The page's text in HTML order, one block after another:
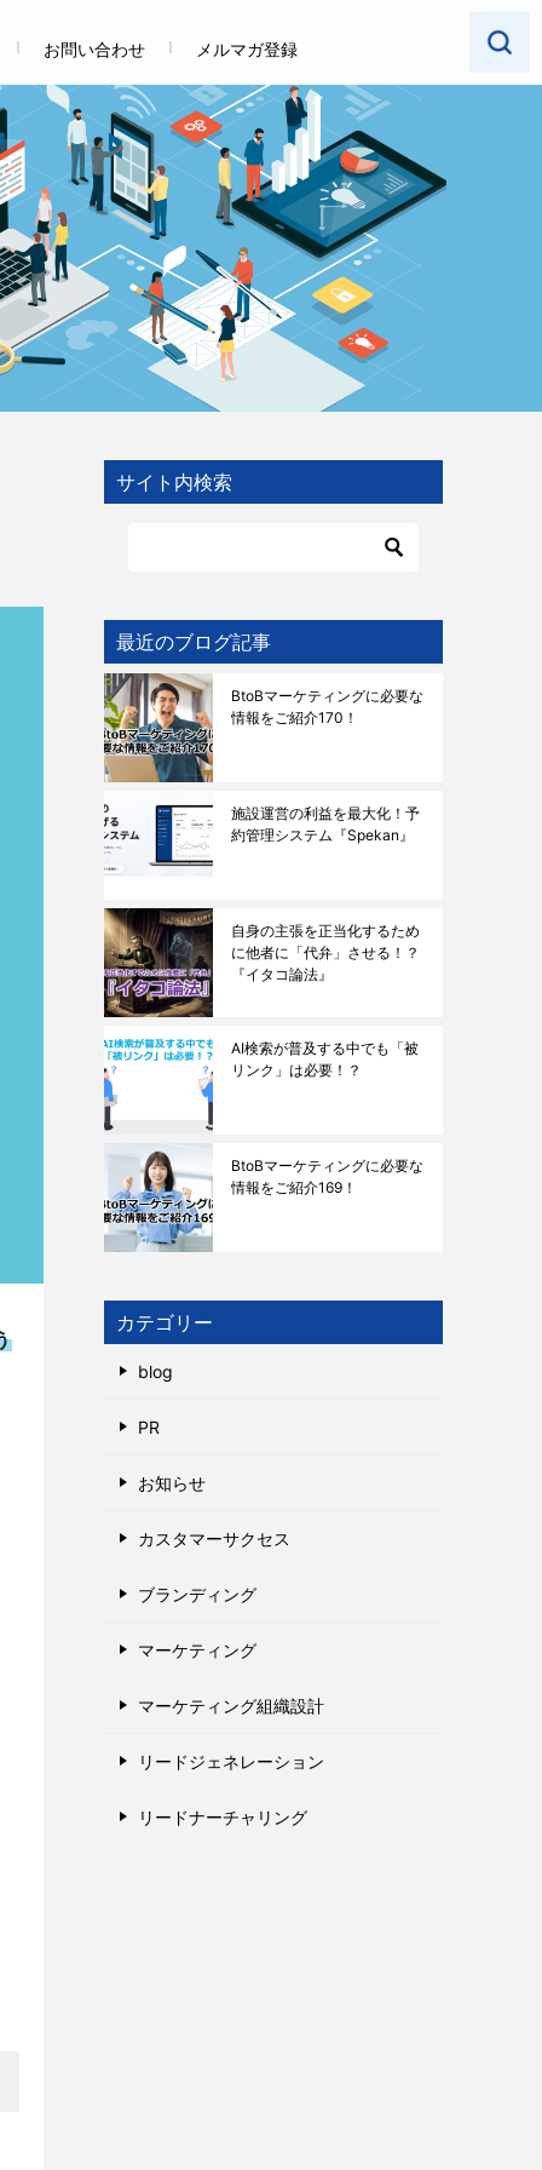
お問い合わせ メルマガ登録
サイト内検索
最近のブログ記事
BtoBマーケティングに必要な
情報をご紹介170！
施設運営の利益を最大化！予
約管理システム『Spekan』
自身の主張を正当化するため
に他者に「代弁」させる！？
『イタコ論法』
AI検索が普及する中でも「被
リンク」は必要！？
BtoBマーケティングに必要な
情報をご紹介169！
カテゴリー
blog
PR
お知らせ
カスタマーサクセス
ブランディング
マーケティング
マーケティング組織設計
リードジェネレーション
リードナーチャリング